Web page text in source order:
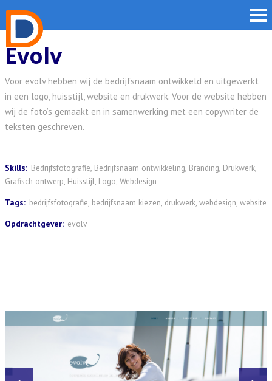
Evolv
Voor evolv hebben wij de bedrijfsnaam ontwikkeld en uitgewerkt
in een logo, huisstijl, website en drukwerk. Voor de website hebben
wij de foto’s gemaakt en in samenwerking met een copywriter de
teksten geschreven.
Skills: Bedrijfsfotografie, Bedrijfsnaam ontwikkeling, Branding, Drukwerk,
Grafisch ontwerp, Huisstijl, Logo, Webdesign
Tags: bedrijfsfotografie, bedrijfsnaam kiezen, drukwerk, webdesign, website
Opdrachtgever: evolv